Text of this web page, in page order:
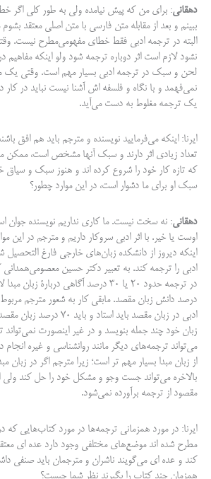
دهقانی: برای من که پیش نیامده ولی به طور کلی اگر
ببینم و بعد از مقابله متن فارسی با متن اصلی معتقد
البته در ترجمه ادبی فقط خطای مفهومی‌مطرح نیست.
نشود لازم است اثر دوباره ترجمه شود ولو اینکه مفاهیم
لحن و سبک در ترجمه ادبی بسیار مهم است. وقتی یک
نمی‌فهمد و با نگاه و فلسفه اش آشنا نیست نباید در کار
یک ترجمه مغلوط به دست می‌آید.
ایرنا: اینکه می‌فرمایید نویسنده و مترجم باید هم افق
تعداد زیادی اثر دارند و سبک آنها مشخص است، ممکن
که تازه کار خود را شروع کرده اند و هنوز سبک و سیاق
سبک او برای ما دشوار است، در این موارد چطور؟
دهقانی: نه سخت نیست. ما کاری نداریم نویسنده جوان
اوست یا خیر. با اثر ادبی سروکار داریم و مترجم در این
اینکه دیروز از دانشکده زبان‌های خارجی فارغ التحصیل
ادبی را ترجمه کند. به تعبیر دکتر حسین
درصد دانش زبان مقصد. مابقی کار به شعور مترجم
ادبی در زبان مقصد باید استاد و
زبان خود چند جمله بنویسد و در غیر اینصورت نمی‌تواند
می‌تواند ترجمه‌های دیگر مانند روانشناسی و غیره
از زبان مبدا بسیار مهم تر است؛ زیرا مترجم اگر در زبان
بالاخره می‌تواند جست وجو و مشکل خود را حل کند ولی
مقصود از ترجمه برآورده نمی‌­شود.
ایرنا: در مورد همزمانی ترجمه‌ها در مورد کتاب‌هایی که
مطرح شده اند موضع‌های مختلفی وجود دارد عده ای
کند و عده ای می‌گویند ناشران و مترجمان باید صنفی
همزمان چند کتاب را بگیرند نظر شما چیست؟